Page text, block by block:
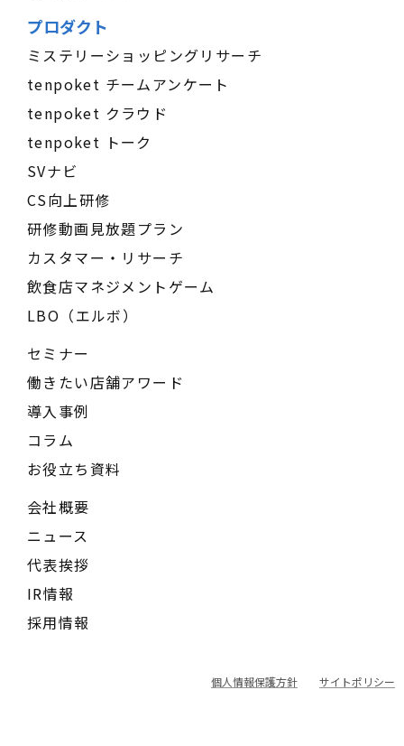
プロダクト
ミステリーショッピングリサーチ
tenpoket チームアンケート
tenpoket クラウド
tenpoket トーク
SVナビ
CS向上研修
研修動画見放題プラン
カスタマー・リサーチ
飲食店マネジメントゲーム
LBO（エルボ）
セミナー
働きたい店舗アワード
導入事例
コラム
お役立ち資料
会社概要
ニュース
代表挨拶
IR情報
採用情報
個人情報保護方針 サイトポリシー